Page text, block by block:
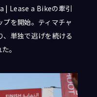
| Lease a Bikeの牽引
を開始。ティマチャ
単独で逃げを続ける
。